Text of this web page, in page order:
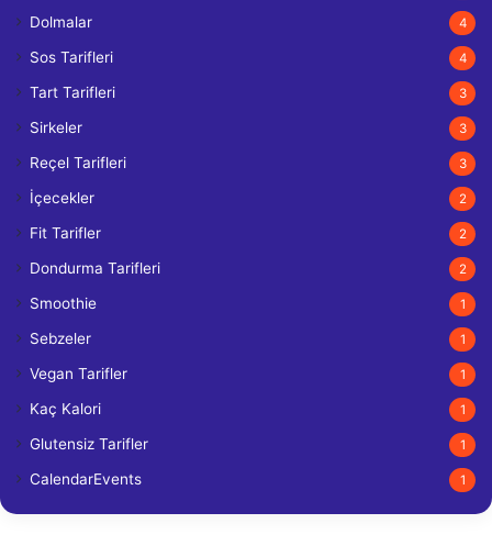
Dolmalar 4
Sos Tarifleri 4
Tart Tarifleri 3
Sirkeler 3
Reçel Tarifleri 3
İçecekler 2
Fit Tarifler 2
Dondurma Tarifleri 2
Smoothie 1
Sebzeler 1
Vegan Tarifler 1
Kaç Kalori 1
Glutensiz Tarifler 1
CalendarEvents 1